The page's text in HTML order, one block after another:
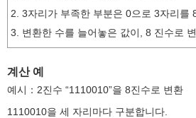
2. 3자리가 부족한 부분은 0으로 3자리를
3. 변환한 수를 늘어놓은 값이, 8 진수로
계산 예
예시：2진수 “1110010”을 8진수로 변환
1110010을 세 자리마다 구분합니다.